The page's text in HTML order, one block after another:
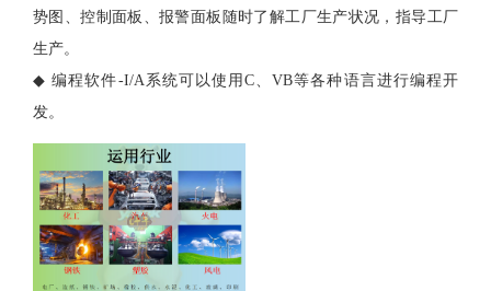
势图、控制面板、报警面板随时了解工厂生产状况，指导工厂
生产。
◆ 编程软件-I/A系统可以使用C、VB等各种语言进行编程开
发。